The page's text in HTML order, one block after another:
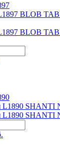
BLOB
BLOB
L1890 SHANTI
L1890 SHANTI